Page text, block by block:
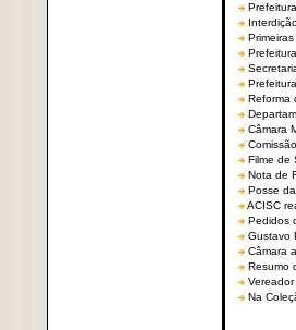
Reforma
Câmara
Filme de
Nota de
Posse
ACISC
Pedidos
Gustavo
Câmara
Resumo
Na